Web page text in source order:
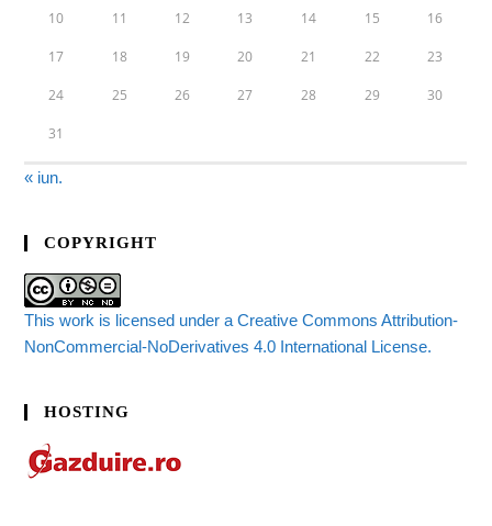
10 11 12 13 14 15 16
17 18 19 20 21 22 23
24 25 26 27 28 29 30
31
« iun.
COPYRIGHT
This work is licensed under a Creative Commons Attribution-
NonCommercial-NoDerivatives 4.0 International License.
HOSTING